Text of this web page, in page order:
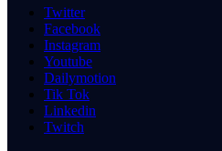
Twitter
Facebook
Instagram
Youtube
Dailymotion
Tik Tok
Linkedin
Twitch